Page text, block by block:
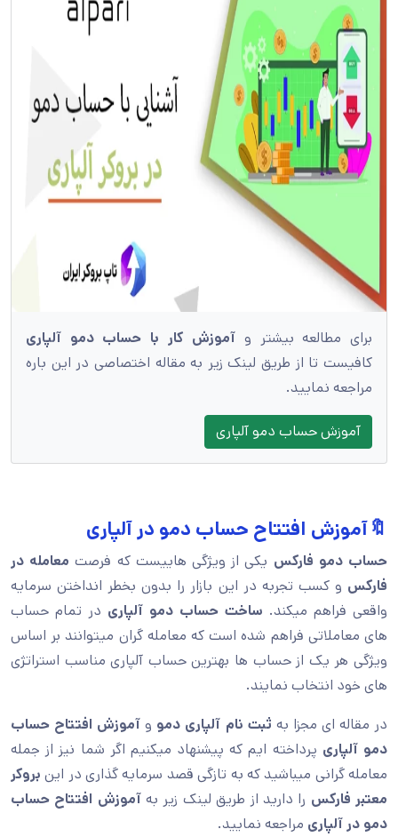
برای مطالعه بیشتر و آموزش کار با حساب دمو آلپاری
کافیست تا از طریق لینک زیر به مقاله اختصاصی در این باره
مراجعه نمایید.
آموزش حساب دمو آلپاری
🔖آموزش افتتاح حساب دمو در آلپاری
حساب دمو فارکس یکی از ویژگی هاییست که فرصت معامله در
فارکس و کسب تجربه در این بازار را بدون بخطر انداختن سرمایه
واقعی فراهم میکند. ساخت حساب دمو آلپاری در تمام حساب
های معاملاتی فراهم شده است که معامله گران میتوانند بر اساس
ویژگی هر یک از حساب ها بهترین حساب آلپاری مناسب استراتژی
های خود انتخاب نمایند.
در مقاله ای مجزا به ثبت نام آلپاری دمو و آموزش افتتاح حساب
دمو آلپاری پرداخته ایم که پیشنهاد میکنیم اگر شما نیز از جمله
معامله گرانی میباشید که به تازگی قصد سرمایه گذاری در اینبروکر
معتبر فارکس را دارید از طریق لینک زیر بهآموزش افتتاح حساب
دمو در آلپاری مراجعه نمایید.